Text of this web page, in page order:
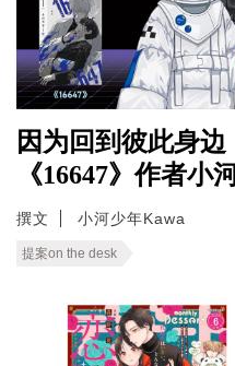
因为回到彼此身
《16647》作者小
撰文 小河少年Kawa
提案on the desk